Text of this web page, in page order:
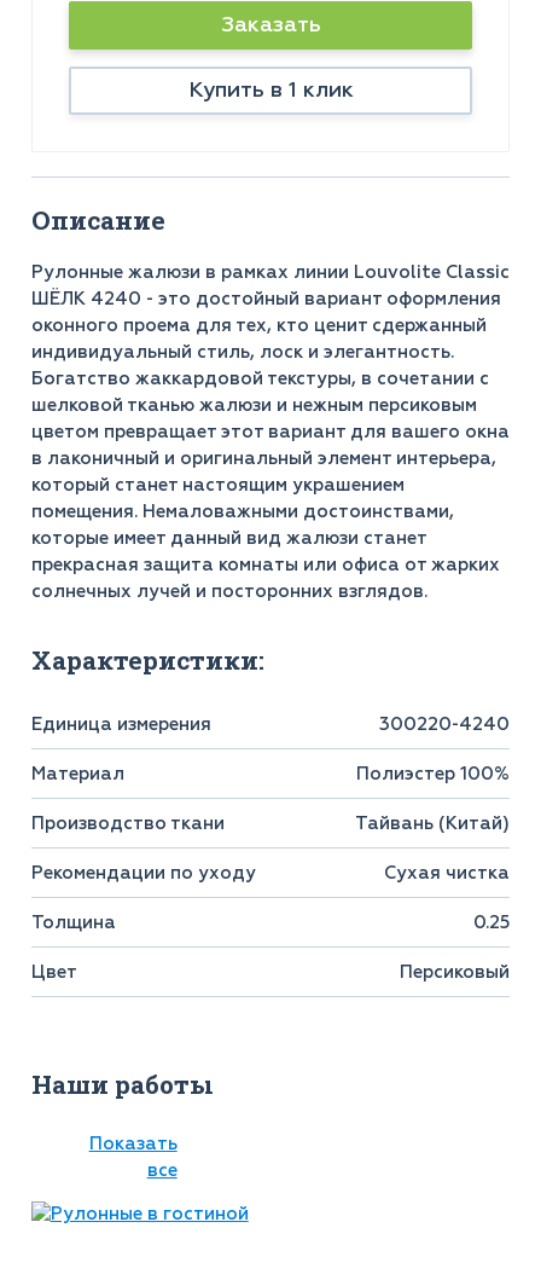
Заказать
Купить в 1 клик
Описание
Рулонные жалюзи в рамках линии Louvolite Classic
ШЁЛК 4240 - это достойный вариант оформления
оконного проема для тех, кто ценит сдержанный
индивидуальный стиль, лоск и элегантность.
Богатство жаккардовой текстуры, в сочетании с
шелковой тканью жалюзи и нежным персиковым
цветом превращает этот вариант для вашего окна
в лаконичный и оригинальный элемент интерьера,
который станет настоящим украшением
помещения. Немаловажными достоинствами,
которые имеет данный вид жалюзи станет
прекрасная защита комнаты или офиса от жарких
солнечных лучей и посторонних взглядов.
Характеристики:
Единица измерения 300220-4240
Материал Полиэстер 100%
Производство ткани Тайвань (Китай)
Рекомендации по уходу Сухая чистка
Толщина 0.25
Цвет Персиковый
Наши работы
Показать
все